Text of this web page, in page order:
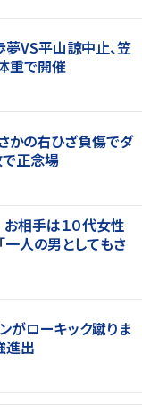
夢VS平山諒中止、笠
重で開催
かの右ひざ負傷でダ
で正念場
相手は１０代女性
一人の男としてもさ
がローキック蹴りま
進出